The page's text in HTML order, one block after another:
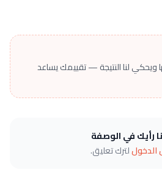
لنا النتيجة — تقييمك يساعد
رأيك في الوصفة
الدخوللترك تعليق.